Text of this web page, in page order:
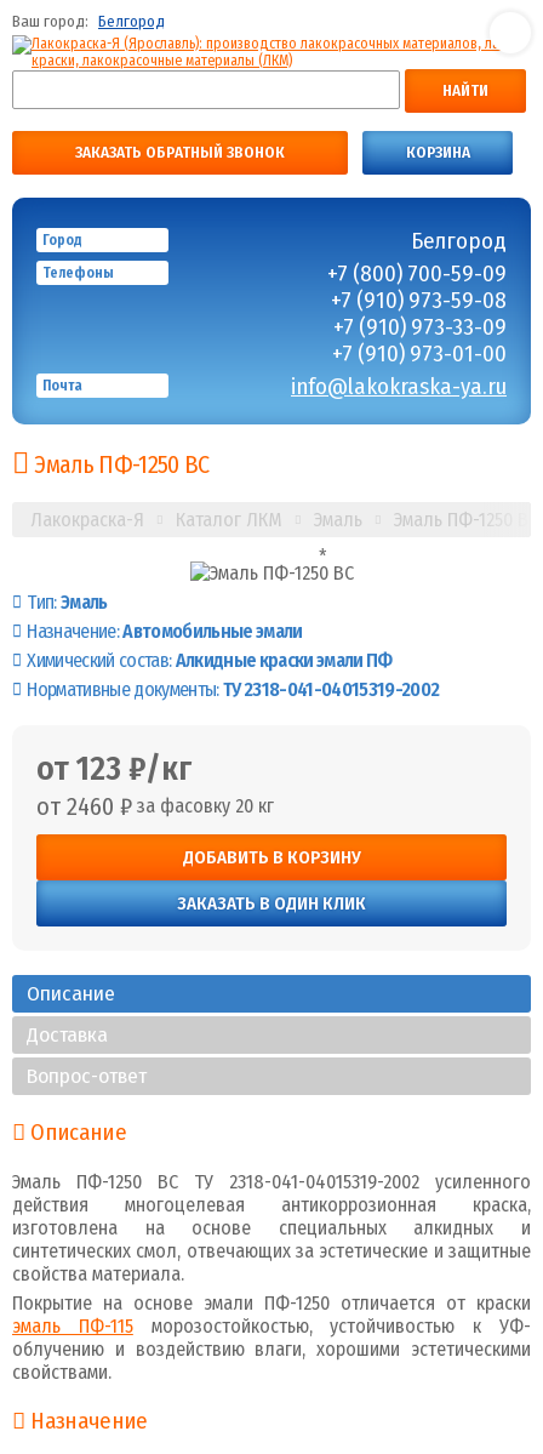
Ваш город: Белгород
НАЙТИ
ЗАКАЗАТЬ ОБРАТНЫЙ ЗВОНОК КОРЗИНА
Город Белгород
Телефоны
+7 (800) 700-59-09
+7 (910) 973-59-08
+7 (910) 973-33-09
+7 (910) 973-01-00
Почта info@lakokraska-ya.ru
Эмаль ПФ-1250 ВС
Лакокраска-Я Каталог ЛКМ Эмаль Эмаль ПФ-1250 ВС
Тип:Эмаль
Назначение:Автомобильные эмали
Химический состав:Алкидные краски эмали ПФ
Нормативные документы:ТУ 2318-041-04015319-2002
от 123 ₽/кг
от 2460 ₽ за фасовку 20 кг
ДОБАВИТЬ В КОРЗИНУ
ЗАКАЗАТЬ В ОДИН КЛИК
Описание
Доставка
Вопрос-ответ
Описание
Эмаль ПФ-1250 ВС ТУ 2318-041-04015319-2002 усиленного
действия многоцелевая антикоррозионная краска,
изготовлена на основе специальных алкидных и
синтетических смол, отвечающих за эстетические и защитные
свойства материала.
Покрытие на основе эмали ПФ-1250 отличается от краски
эмаль ПФ-115морозостойкостью, устойчивостью к УФ-
облучению и воздействию влаги, хорошими эстетическими
свойствами.
Назначение